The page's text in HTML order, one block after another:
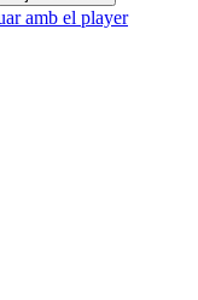
amb el player